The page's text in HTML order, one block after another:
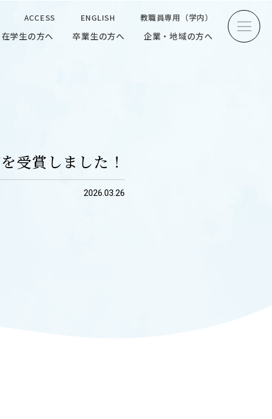
ACCESS ENGLISH 教職員専用（学内）
在学生の方へ 卒業生の方へ 企業・地域の方へ
受賞しました！
2026.03.26